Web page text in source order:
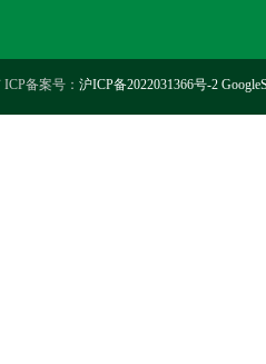
备案号： 沪ICP备2022031366号-2